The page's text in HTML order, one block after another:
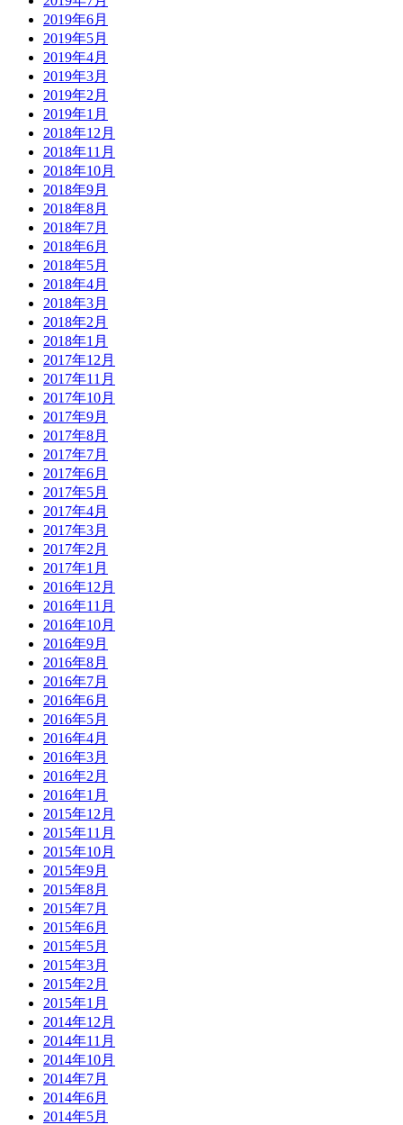
2019年6月
2019年5月
2019年4月
2019年3月
2019年2月
2019年1月
2018年12月
2018年11月
2018年10月
2018年9月
2018年8月
2018年7月
2018年6月
2018年5月
2018年4月
2018年3月
2018年2月
2018年1月
2017年12月
2017年11月
2017年10月
2017年9月
2017年8月
2017年7月
2017年6月
2017年5月
2017年4月
2017年3月
2017年2月
2017年1月
2016年12月
2016年11月
2016年10月
2016年9月
2016年8月
2016年7月
2016年6月
2016年5月
2016年4月
2016年3月
2016年2月
2016年1月
2015年12月
2015年11月
2015年10月
2015年9月
2015年8月
2015年7月
2015年6月
2015年5月
2015年3月
2015年2月
2015年1月
2014年12月
2014年11月
2014年10月
2014年7月
2014年6月
2014年5月